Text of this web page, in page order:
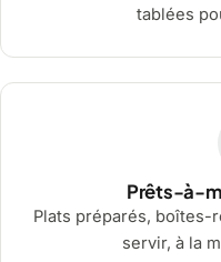
tablées
Prêts-à-
Plats préparés, boîtes-
servir, à la